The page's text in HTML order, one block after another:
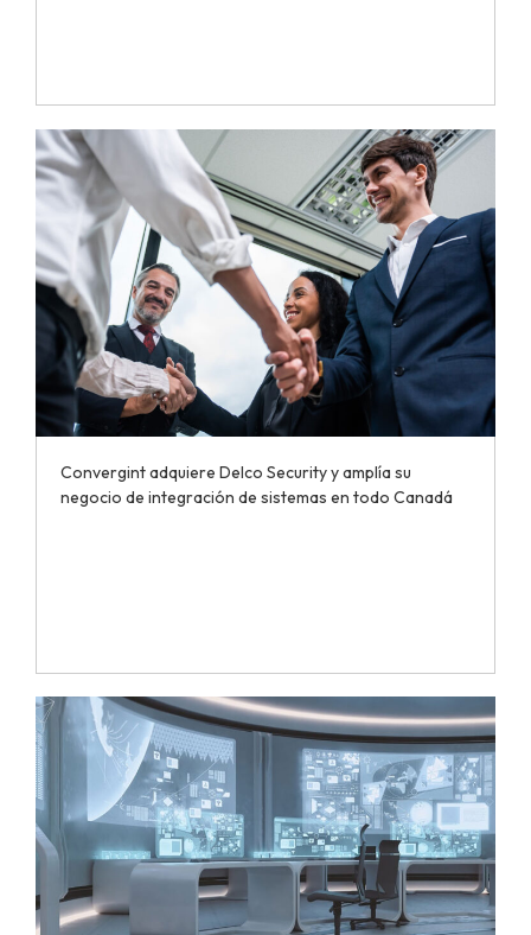
Convergint adquiere Delco Security y amplía su
negocio de integración de sistemas en todo Canadá